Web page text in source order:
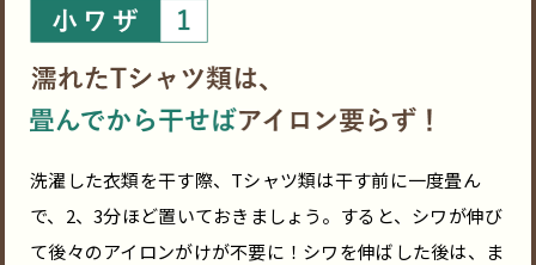
洗濯した衣類を干す際、Tシャツ類は干す前に一度畳ん
で、2、3分ほど置いておきましょう。すると、シワが伸び
て後々のアイロンがけが不要に！シワを伸ばした後は、ま